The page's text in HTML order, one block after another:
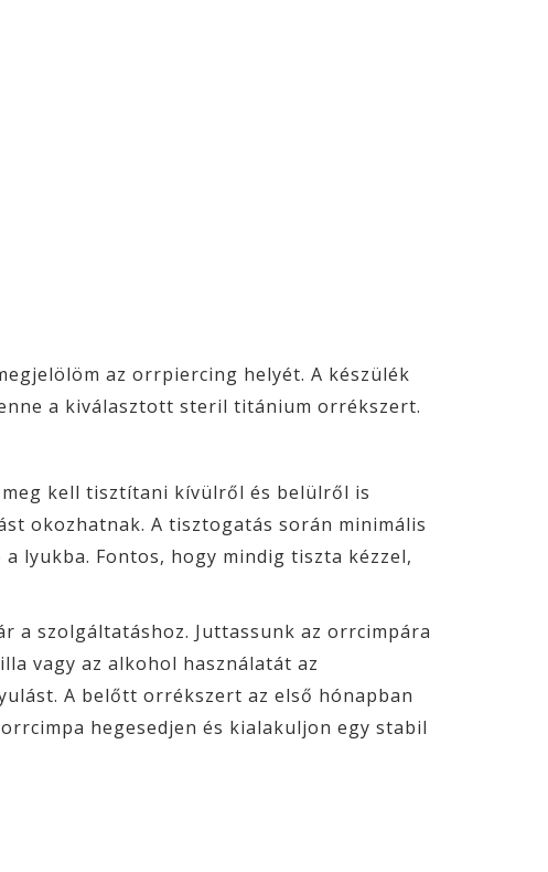
az orrpiercing helyét. A készülék
a kiválasztott steril titánium orrékszert.
kell tisztítani kívülről és belülről is
okozhatnak. A tisztogatás során minimális
lyukba. Fontos, hogy mindig tiszta kézzel,
a szolgáltatáshoz. Juttassunk az orrcimpára
vagy az alkohol használatát az
A belőtt orrékszert az első hónapban
hegesedjen és kialakuljon egy stabil